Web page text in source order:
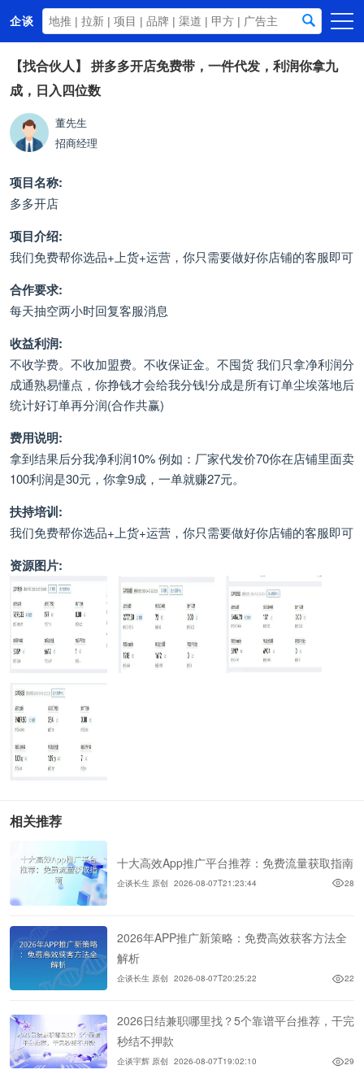
企谈
首页
商务资源
资讯动态
关于我们
【找合伙人】 拼多多开店免费带，一件代发，利润你拿九
成，日入四位数
董先生
招商经理
项目名称:
多多开店
项目介绍:
我们免费帮你选品+上货+运营，你只需要做好你店铺的客服即可
合作要求:
每天抽空两小时回复客服消息
收益利润:
不收学费。不收加盟费。不收保证金。不囤货 我们只拿净利润分
成通熟易懂点，你挣钱才会给我分钱!分成是所有订单尘埃落地后
统计好订单再分润(合作共赢)
费用说明:
拿到结果后分我净利润10% 例如：厂家代发价70你在店铺里面卖
100利润是30元，你拿9成，一单就赚27元。
扶持培训:
我们免费帮你选品+上货+运营，你只需要做好你店铺的客服即可
资源图片:
相关推荐
十大高效App推广平台推荐：免费流量获取指南
企谈长生 原创 2026-08-07T21:23:44 28
2026年APP推广新策略：免费高效获客方法全
解析
企谈长生 原创 2026-08-07T20:25:22 22
2026日结兼职哪里找？5个靠谱平台推荐，干完
秒结不押款
企谈宇辉 原创 2026-08-07T19:02:10 29